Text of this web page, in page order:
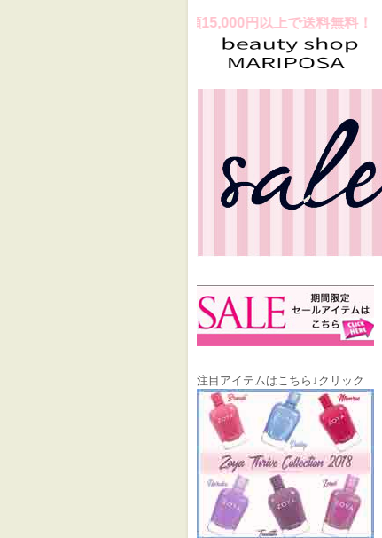
スお買上げ合計金額15,000円以上で送料無料！
注目アイテムはこちら↓クリック